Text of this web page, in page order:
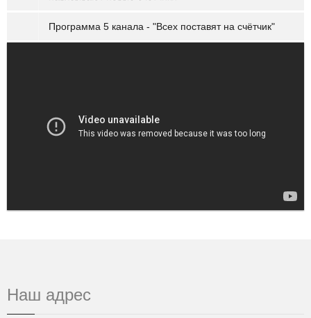
Программа 5 канала - "Всех поставят на счётчик"
Наш адрес